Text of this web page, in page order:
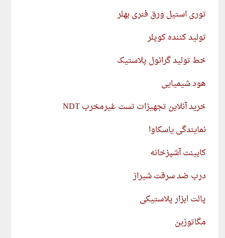
توری استیل ورق فنری بهلر
تولید کننده کوپلر
خط تولید گرانول پلاستیک
هود شیمیایی
خرید آنلاین تجهیزات تست غیرمخرب NDT
نمایندگی یاسکاوا
کابینت آشپزخانه
درب ضد سرقت شیراز
پالت ابزار پلاستیکی
مگاتوزین